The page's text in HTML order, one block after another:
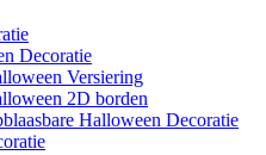
Decoratie
Versiering
2D borden
Halloween Decoratie